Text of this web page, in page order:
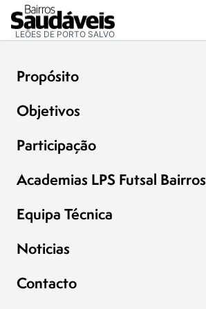
LEÕES DE PORTO SALVO
Propósito
Objetivos
Participação
Academias LPS Futsal Bairros
Equipa Técnica
Noticias
Contacto